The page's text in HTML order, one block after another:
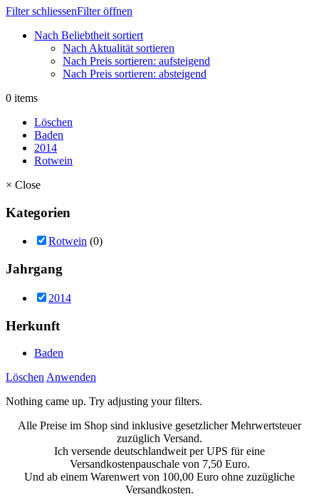
Filter schliessenFilter öffnen
Nach Beliebtheit sortiert
Nach Aktualität sortieren
Nach Preis sortieren: aufsteigend
Nach Preis sortieren: absteigend
0 items
Löschen
Baden
2014
Rotwein
× Close
Kategorien
Rotwein (0)
Jahrgang
2014
Herkunft
Baden
Löschen Anwenden
Nothing came up. Try adjusting your filters.
Alle Preise im Shop sind inklusive gesetzlicher Mehrwertsteuer
zuzüglich Versand.
Ich versende deutschlandweit per UPS für eine
Versandkostenpauschale von 7,50 Euro.
Und ab einem Warenwert von 100,00 Euro ohne zuzügliche
Versandkosten.